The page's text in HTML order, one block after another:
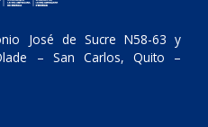
José de Sucre N58-63 y
– San Carlos, Quito –